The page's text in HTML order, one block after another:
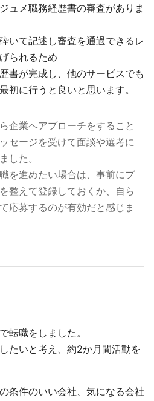
ュメ職務経歴書の審査がありま
いて記述し審査を通過できるレ
られるため
書が完成し、他のサービスでも
初に行うと良いと思います。
企業へアプローチをすること
セージを受けて面談や選考に
した。
を進めたい場合は、事前にプ
整えて登録しておくか、自ら
応募するのが有効だと感じま
転職をしました。
たいと考え、約2か月間活動を
条件のいい会社、気になる会社